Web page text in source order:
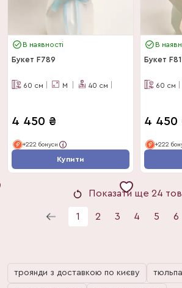
В наявності
Букет F789
60 см M 40 см
4 450 ₴
+222 бонуси
Купити
В
Букет
60 см
4 450
+222
Показати ще 24
1 2 3 4 5 6
троянди з доставкою по києву